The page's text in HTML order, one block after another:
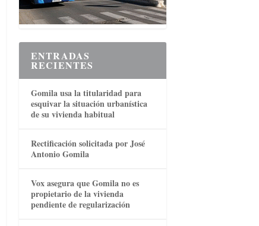
ENTRADAS
RECIENTES
Gomila usa la titularidad para
esquivar la situación urbanística
de su vivienda habitual
Rectificación solicitada por José
Antonio Gomila
Vox asegura que Gomila no es
propietario de la vivienda
pendiente de regularización